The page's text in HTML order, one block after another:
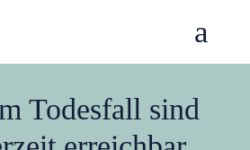
Todesfall sind